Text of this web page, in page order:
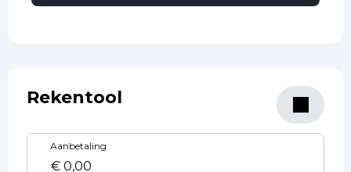
Rekentool
Aanbetaling